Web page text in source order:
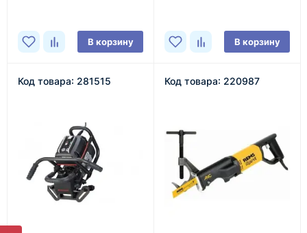
В корзину В корзину
Код товара: 281515 Код товара: 220987